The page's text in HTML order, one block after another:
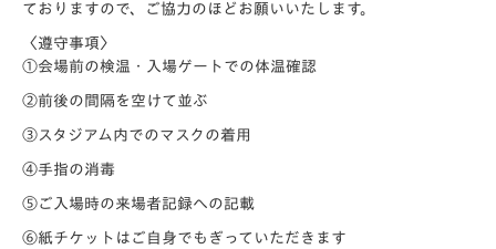
ておりますので、ご協力のほどお願いいたします。
〈遵守事項〉
①会場前の検温・入場ゲートでの体温確認
②前後の間隔を空けて並ぶ
③スタジアム内でのマスクの着用
④手指の消毒
⑤ご入場時の来場者記録への記載
⑥紙チケットはご自身でもぎっていただきます